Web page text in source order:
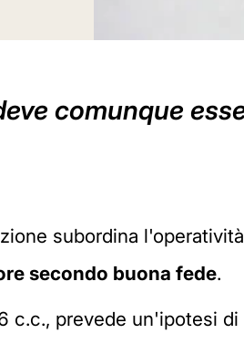
comunque
subordina
secondo buona fede.
c.c., prevede un'ipotesi di